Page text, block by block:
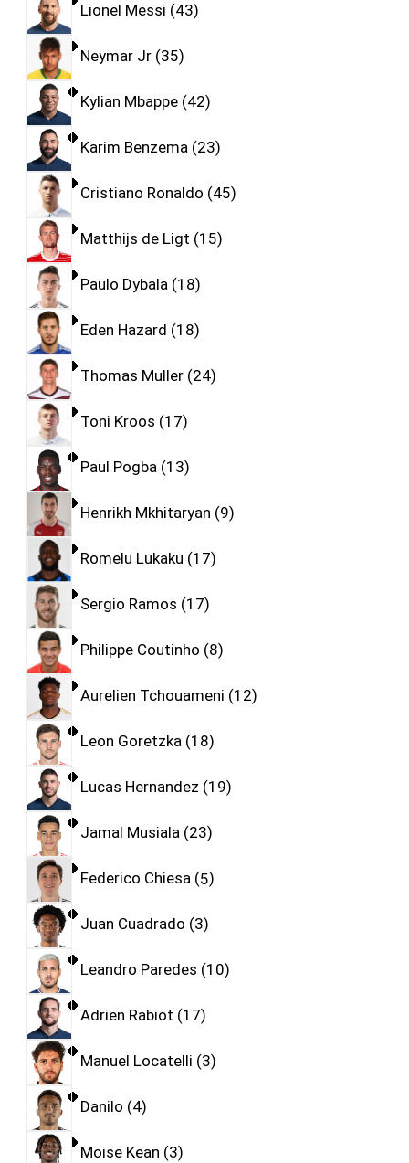
Lionel Messi 43
Neymar Jr 35
Kylian Mbappe 42
Karim Benzema 23
Cristiano Ronaldo 45
Matthijs de Ligt 15
Paulo Dybala 18
Eden Hazard 18
Thomas Muller 24
Toni Kroos 17
Paul Pogba 13
Henrikh Mkhitaryan 9
Romelu Lukaku 17
Sergio Ramos 17
Philippe Coutinho 8
Aurelien Tchouameni 12
Leon Goretzka 18
Lucas Hernandez 19
Jamal Musiala 23
Federico Chiesa 5
Juan Cuadrado 3
Leandro Paredes 10
Adrien Rabiot 17
Manuel Locatelli 3
Danilo 4
Moise Kean 3